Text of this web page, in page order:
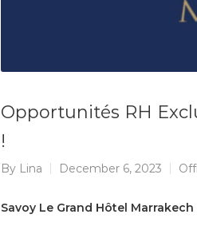
Opportunités RH
!
By Lina December 6, 2023
Savoy Le Grand Hôtel